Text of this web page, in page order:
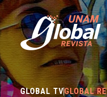
GLOBAL TVGLOBAL